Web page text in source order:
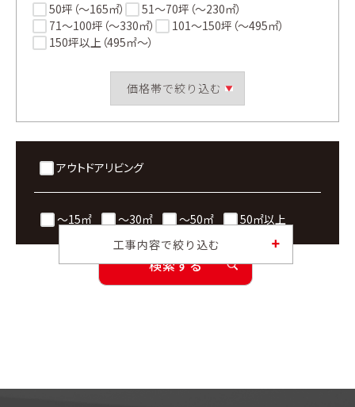
50坪（〜165㎡）
51〜70坪（〜230㎡）
71〜100坪（〜330㎡）
101〜150坪（〜495㎡）
150坪以上（495㎡〜）
アウトドアリビング
〜15㎡ 〜30㎡ 〜50㎡
50㎡以上
工事内容で絞り込む